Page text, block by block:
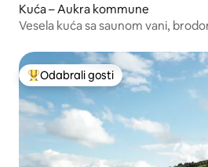
Kuća – Aukra kommune
Vesela kuća sa saunom vani,
Među najviše rangiranima s
Odabrali gosti